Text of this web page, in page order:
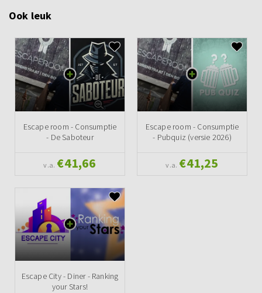
Ook leuk
Escape room - Consumptie
- De Saboteur
v.a. €41,66
Escape room - Consumptie
- Pubquiz (versie 2026)
v.a. €41,25
Escape City - Diner - Ranking
your Stars!